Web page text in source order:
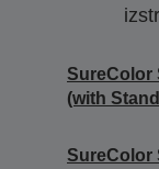
SureColor
(with
SureColor